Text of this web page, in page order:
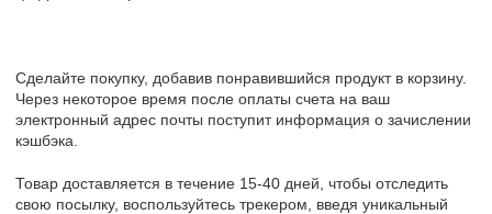
Сделайте покупку, добавив понравившийся продукт в корзину.
Через некоторое время после оплаты счета на ваш
электронный адрес почты поступит информация о зачислении
кэшбэка.
Товар доставляется в течение 15-40 дней, чтобы отследить
свою посылку, воспользуйтесь трекером, введя уникальный